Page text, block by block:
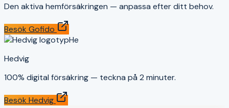
Den aktiva hemförsäkringen — anpassa efter ditt behov.
Besök Gofido
He
Hedvig
100% digital försäkring — teckna på 2 minuter.
Besök Hedvig